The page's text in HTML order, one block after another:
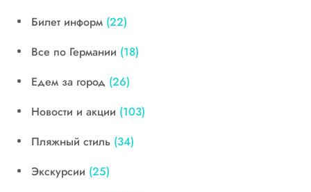
Билет информ (22)
Все по Германии (18)
Едем за город (26)
Новости и акции (103)
Пляжный стиль (34)
Экскурсии (25)